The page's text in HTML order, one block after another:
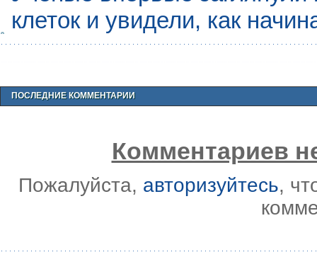
клеток и увидели, как
ПОСЛЕДНИЕ КОММЕНТАРИИ
Комментариев
Пожалуйста, авторизуйтесь,